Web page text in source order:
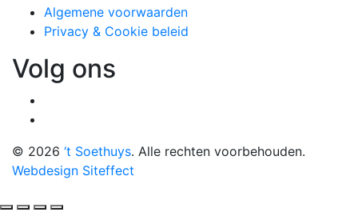
Algemene voorwaarden
Privacy & Cookie beleid
Volg ons
© 2026 ‘t Soethuys. Alle rechten voorbehouden.
Webdesign Siteffect